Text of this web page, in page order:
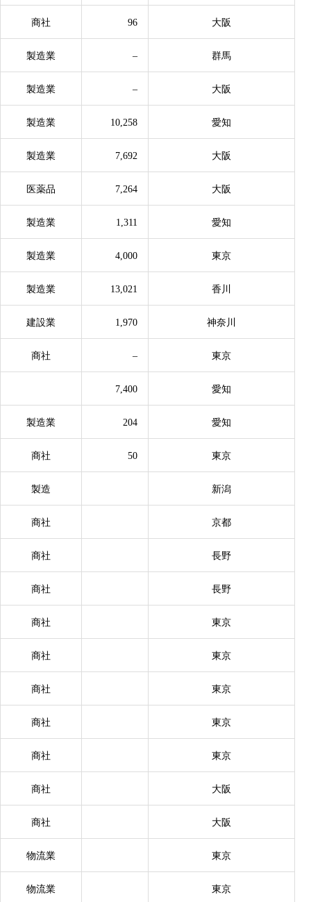
商社 96 大阪
製造業 – 群馬
製造業 – 大阪
製造業 10,258 愛知
製造業 7,692 大阪
医薬品 7,264 大阪
製造業 1,311 愛知
製造業 4,000 東京
製造業 13,021 香川
建設業 1,970 神奈川
商社 – 東京
7,400 愛知
製造業 204 愛知
商社 50 東京
製造 新潟
商社 京都
商社 長野
商社 長野
商社 東京
商社 東京
商社 東京
商社 東京
商社 東京
商社 大阪
商社 大阪
物流業 東京
物流業 東京